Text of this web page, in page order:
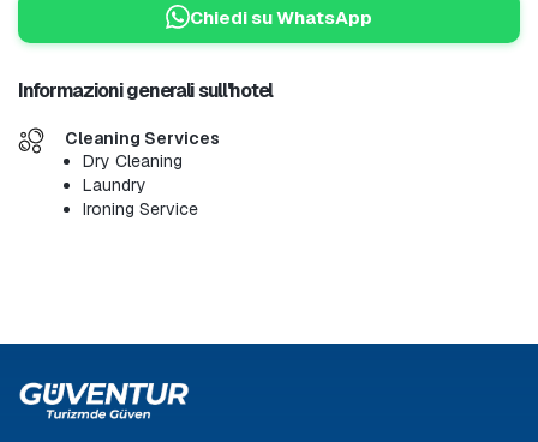
Chiedi su WhatsApp
Informazioni generali sull'hotel
Cleaning Services
Dry Cleaning
Laundry
Ironing Service